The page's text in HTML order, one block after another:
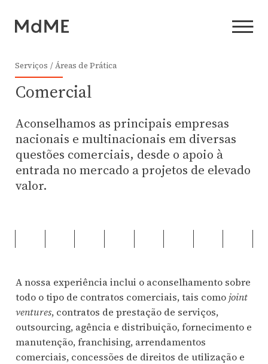
Serviços Áreas de Prática
Comercial
Aconselhamos as principais empresas
nacionais e multinacionais em diversas
questões comerciais, desde o apoio à
entrada no mercado a projetos de elevado
valor.
A nossa experiência inclui o aconselhamento sobre
todo o tipo de contratos comerciais, tais como joint
ventures, contratos de prestação de serviços,
outsourcing, agência e distribuição, fornecimento e
manutenção, franchising, arrendamentos
comerciais, concessões de direitos de utilização e